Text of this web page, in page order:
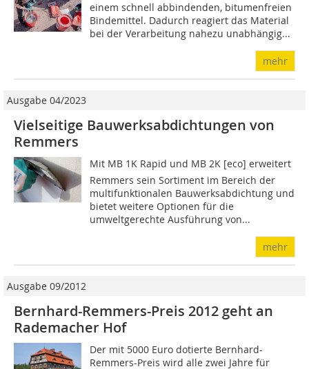
einem schnell abbindenden, bitumenfreien
Bindemittel. Dadurch reagiert das Material
bei der Verarbeitung nahezu unabhängig...
mehr
Ausgabe 04/2023
Vielseitige Bauwerksabdichtungen von
Remmers
Mit MB 1K Rapid und MB 2K [eco] erweitert
Remmers sein Sortiment im Bereich der
multifunktionalen Bauwerksabdichtung und
bietet weitere Optionen für die
umweltgerechte Ausführung von...
mehr
Ausgabe 09/2012
Bernhard-Remmers-Preis 2012 geht an
Rademacher Hof
Der mit 5000 Euro dotierte Bernhard-
Remmers-Preis wird alle zwei Jahre für